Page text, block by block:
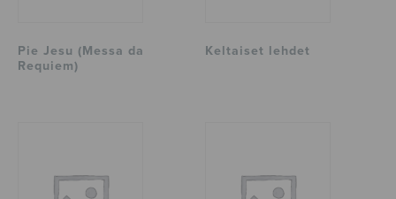
Pie Jesu (Messa da
Requiem)
Keltaiset lehdet